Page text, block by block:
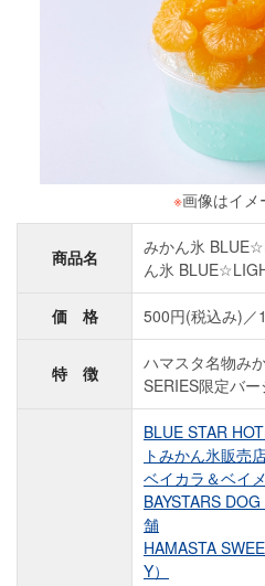
※画像はイメ
商品名
みかん氷
ん氷
価 格 500円(税込み)／
特 徴
ハマスタ名物み
SERIES限定バー
BLUE STAR
トみかん氷販売
ベイカラ＆ベイ
BAYSTARS DOG
舗
HAMASTA
Y）